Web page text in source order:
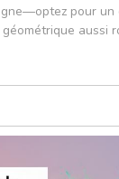
pour un
aussi